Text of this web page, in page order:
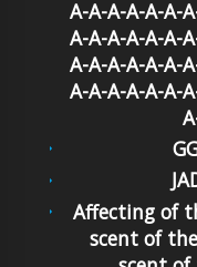
A-A-A-A-A-A-
A-A-A-A-A-A-
A-A-A-A-A-A-
A-A-A-A-A-A-
Affecting of
scent of